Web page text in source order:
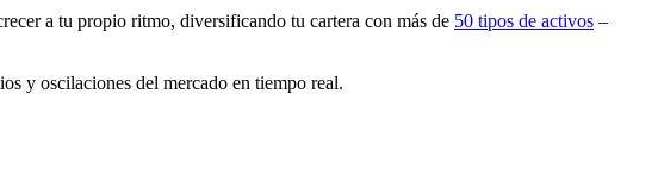
a tu propio ritmo, diversificando tu cartera con más de 50 tipos de activos –
y oscilaciones del mercado en tiempo real.